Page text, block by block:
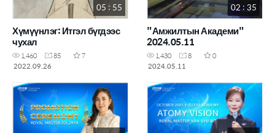
05 : 55
Хүмүүнлэг: Итгэл бүгдээс
чухал
1,460 85
7
2022.09.26
02 : 35
"Амжилтын Академи"
2024.05.11
1,430 8
0
2024.05.11